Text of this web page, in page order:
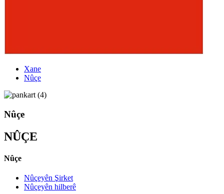
Xane
Nûçe
Nûçe
NÛÇE
Nûçe
Nûçeyên Şirket
Nûçeyên hilberê